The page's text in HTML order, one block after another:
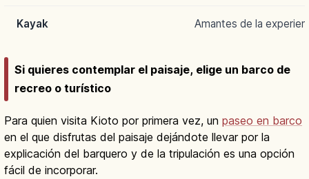
Kayak Amantes de la
Si quieres contemplar el paisaje, elige un barco de
recreo o turístico
Para quien visita Kioto por primera vez, un paseo en barco
en el que disfrutas del paisaje dejándote llevar por la
explicación del barquero y de la tripulación es una opción
fácil de incorporar.